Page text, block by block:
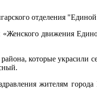
отделения
движения
которые
жителям